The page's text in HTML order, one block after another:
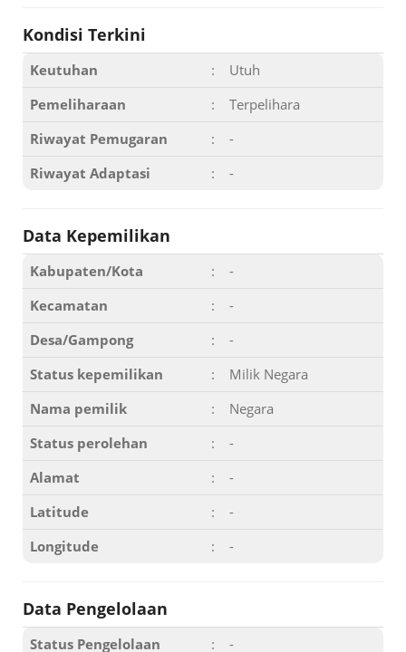
Kondisi Terkini
Keutuhan :
Utuh
Pemeliharaan
:
Terpelihara
Riwayat Pemugaran
:
-
Riwayat Adaptasi
: -
Data Kepemilikan
Kabupaten/Kota :
-
Kecamatan
:
-
Desa/Gampong
:
-
Status kepemilikan
:
Milik Negara
Nama pemilik
:
Negara
Status perolehan
:
-
Alamat
:
-
Latitude
:
-
Longitude
: -
Data Pengelolaan
Status Pengelolaan : -